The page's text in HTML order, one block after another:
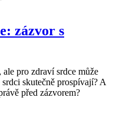
zázvor s
pro zdraví srdce může
skutečně prospívají? A
před zázvorem?